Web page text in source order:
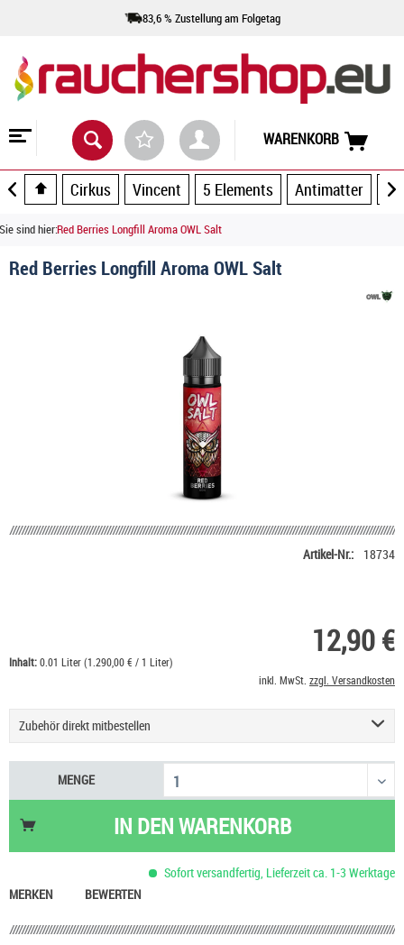
83,6 % Zustellung am Folgetag
WARENKORB
Cirkus Vincent 5 Elements Antimatter
Sie sind hier:Red Berries Longfill Aroma OWL Salt
Red Berries Longfill Aroma OWL Salt
Artikel-Nr.: 18734
12,90 €
Inhalt:0.01 Liter (1.290,00 € / 1 Liter)
inkl. MwSt. zzgl. Versandkosten
Zubehör direkt mitbestellen
Nikotin Shot 20 mg/ml UltraBio
6,50 €
Nikotinsalz Shot UltraBio 20 mg/ml
6,90 €
Basis Liquid VPG (50/50) SC - 100 ml
0,90 €
MENGE
IN DENWARENKORB
Sofort versandfertig, Lieferzeit ca. 1-3 Werktage
MERKEN
BEWERTEN